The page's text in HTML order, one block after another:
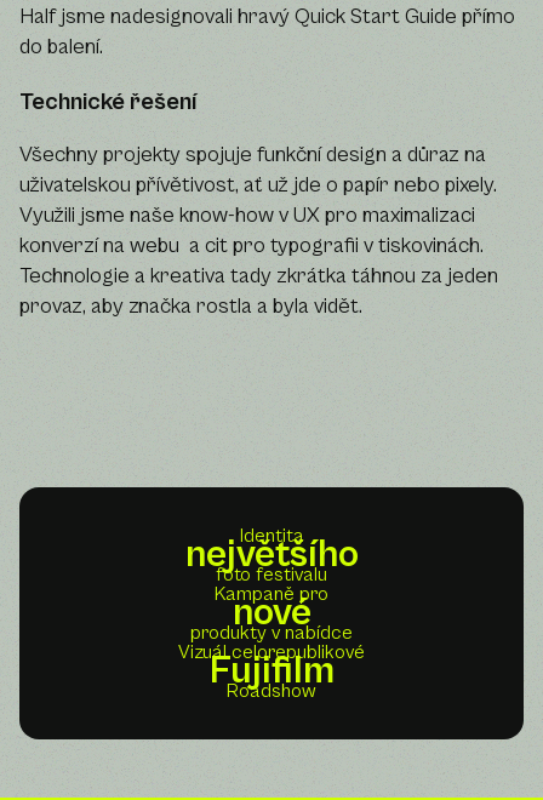
Half jsme nadesignovali hravý Quick Start Guide přímo
do balení.
Technické řešení
Všechny projekty spojuje funkční design a důraz na
uživatelskou přívětivost, ať už jde o papír nebo pixely.
Využili jsme naše know-how v UX pro maximalizaci
konverzí na webu a cit pro typografii v tiskovinách.
Technologie a kreativa tady zkrátka táhnou za jeden
provaz, aby značka rostla a byla vidět.
Identita
největšího
foto festivalu
Kampaně pro
nové
produkty v nabídce
Vizuál celorepublikové
Fujifilm
Roadshow